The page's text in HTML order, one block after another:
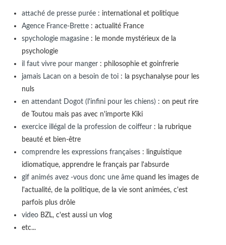
attaché de presse purée: international et politique
Agence France-Brette: actualité France
spychologie magasine: le monde mystérieux de la
psychologie
il faut vivre pour manger: philosophie et goinfrerie
jamais Lacan on a besoin de toi: la psychanalyse pour les
nuls
en attendant Dogot (l'infini pour les chiens): on peut rire
de Toutou mais pas avec n'importe Kiki
exercice illégal de la profession de coiffeur: la rubrique
beauté et bien-être
comprendre les expressions françaises: linguistique
idiomatique, apprendre le français par l'absurde
gif animés avez -vous donc une âmequand les images de
l'actualité, de la politique, de la vie sont animées, c'est
parfois plus drôle
videoBZL, c'est aussi un vlog
etc...